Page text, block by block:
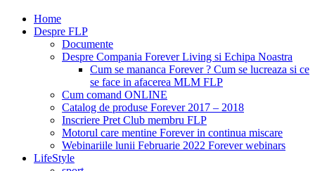
Home
Despre FLP
Documente
Despre Compania Forever Living si Echipa Noastra
Cum se mananca Forever ? Cum se lucreaza si ce
se face in afacerea MLM FLP
Cum comand ONLINE
Catalog de produse Forever 2017 – 2018
Inscriere Pret Club membru FLP
Motorul care mentine Forever in continua miscare
Webinariile lunii Februarie 2022 Forever webinars
LifeStyle